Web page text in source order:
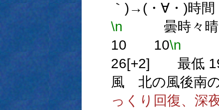
｀)→(・∀・)
\n 曇時々
10 10\n
26[+2] 最低
風 北の風後南
っくり回復、深